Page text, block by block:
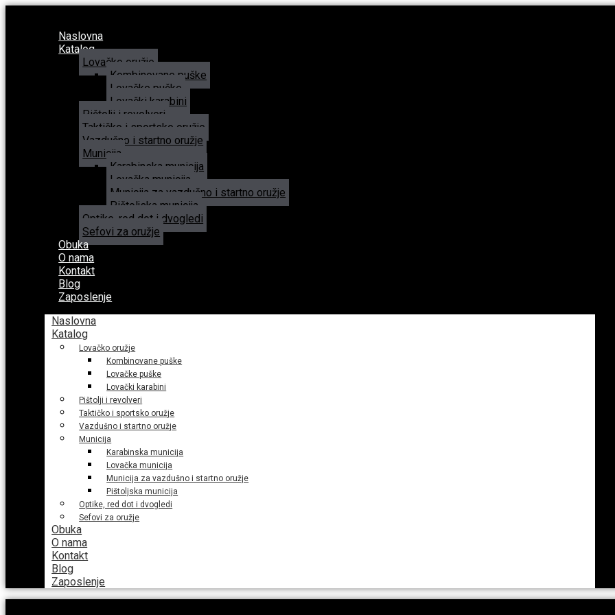
Naslovna
Katalog
Lovačko oružje
Kombinovane puške
Lovačke puške
Lovački karabini
Pištolji i revolveri
Taktičko i sportsko oružje
Vazdušno i startno oružje
Municija
Karabinska municija
Lovačka municija
Municija za vazdušno i startno oružje
Pištoljska municija
Optike, red dot i dvogledi
Sefovi za oružje
Obuka
O nama
Kontakt
Blog
Zaposlenje
Naslovna
Katalog
Lovačko oružje
Kombinovane puške
Lovačke puške
Lovački karabini
Pištolji i revolveri
Taktičko i sportsko oružje
Vazdušno i startno oružje
Municija
Karabinska municija
Lovačka municija
Municija za vazdušno i startno oružje
Pištoljska municija
Optike, red dot i dvogledi
Sefovi za oružje
Obuka
O nama
Kontakt
Blog
Zaposlenje